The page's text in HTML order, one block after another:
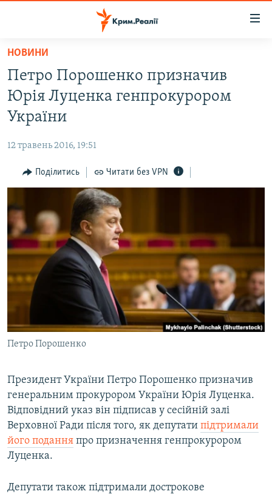
Перейти
основного
матеріалу
Перейти
до
основної
навігації
Перейти
до
ВОДА.КРИМ
ВІДЕО ТА ФОТО
БЛОГИ
ПОГЛЯД
ВСЕ ЗА ДЕНЬ
СПЕЦПРОЕКТИ
ДЕПОРТАЦІЯ
ВІДЕОУРОКИ «ELIFBE»
СВІДЧЕННЯ ОКУПАЦІЇ
УКРАЇНСЬКА ПРОБЛЕМА КРИМУ
ІНФОГРАФІКА
ЯК ОБІЙТИ БЛОКУВАННЯ
Русский
ДОЛУЧАЙСЯ!
Усі сайти RFE/RL
НОВИНИ
Петро Порошенко призначив
Юрія Луценка генпрокурором
України
12 травень 2016, 19:51
Поділитись Читати без VPN
Петро Порошенко
Президент України Петро Порошенко призначив
генеральним прокурором України Юрія Луценка.
Відповідний указ він підписав у сесійній залі
Верховної Ради після того, як депутати підтримали
його подання про призначення генпрокурором
Луценка.
Депутати також підтримали дострокове